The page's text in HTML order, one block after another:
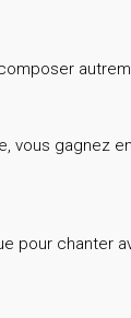
vous gagnez en
pour chanter